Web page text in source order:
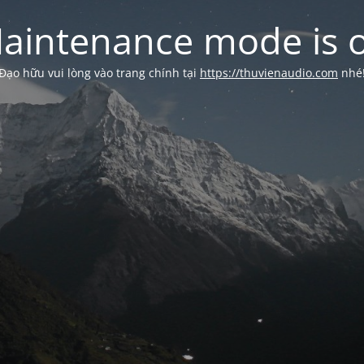
mode is
hữu vui lòng vào trang chính tại https://thuvienaudio.com